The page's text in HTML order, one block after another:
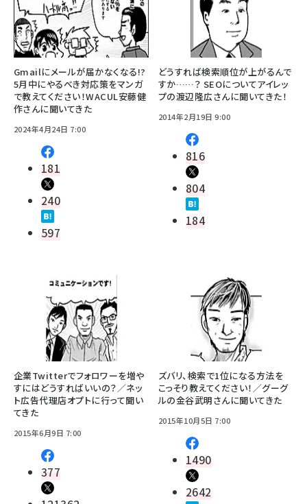
Gmailにメールが届かなくなる!?
5月中にやるべき対応策をマンガ
で教えてください！WACUL安藤健
作さんに聞いてきた
2024年4月24日 7:00
181
240
597
どうすれば検索順位が上がるんで
すか……？ SEOについてアイレッ
プの渡辺隆広さんに聞いてきた！
2014年2月19日 9:00
816
804
184
企業Twitterでフォロワーを増や
すにはどうすればいいの？／ネッ
ト広告代理店オプトに行って聞い
てきた
2015年6月9日 7:00
377
ズバリ、検索で1位になる方法を
こっそり教えてください！／グーグ
ルの金谷武明さんに聞いてきた
2015年10月5日 7:00
1490
2642